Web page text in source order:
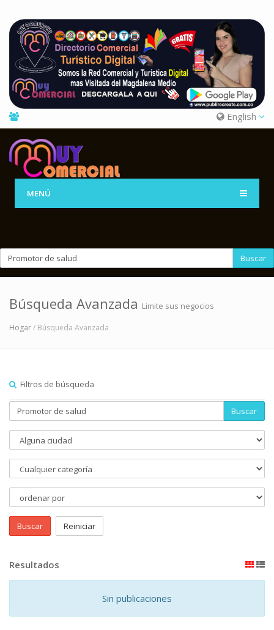
English
MENÚ
Buscar
Búsqueda Avanzada Limite sus negocios
Hogar/ Búsqueda Avanzada
Filtros de búsqueda
Buscar
Buscar Reiniciar
Resultados
Sin publicaciones